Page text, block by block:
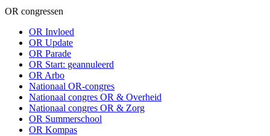
OR congressen
OR Invloed
OR Update
OR Parade
OR Start: geannuleerd
OR Arbo
Nationaal OR-congres
Nationaal congres OR & Overheid
Nationaal congres OR & Zorg
OR Summerschool
OR Kompas